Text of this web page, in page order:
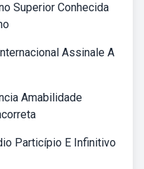
Superior Conhecida
Assinale A
Amabilidade
Particípio E Infinitivo